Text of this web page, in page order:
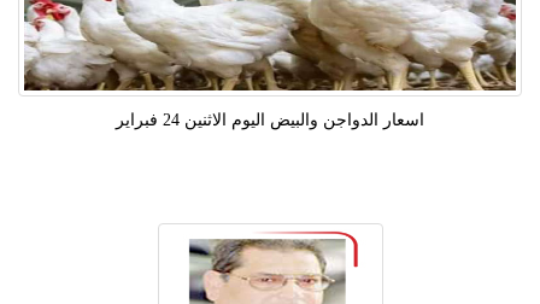
اسعار الدواجن والبيض اليوم الاثنين 24 فبراير